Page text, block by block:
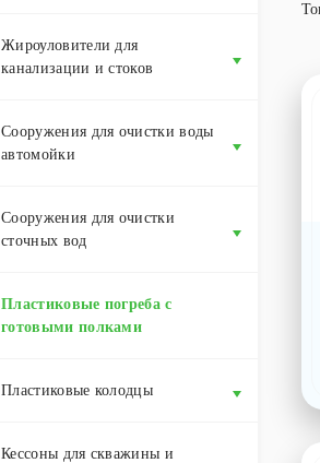
Жироуловители для
канализации и стоков
Сооружения для очистки воды
автомойки
Сооружения для очистки
сточных вод
Пластиковые погреба с
готовыми полками
Пластиковые колодцы
Кессоны для скважины и